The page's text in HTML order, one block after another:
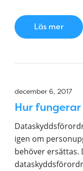
Läs mer
december 6, 2017
Hur fungerar
igen om
behöver ersättas.